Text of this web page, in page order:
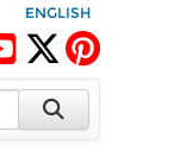
ENGLISH